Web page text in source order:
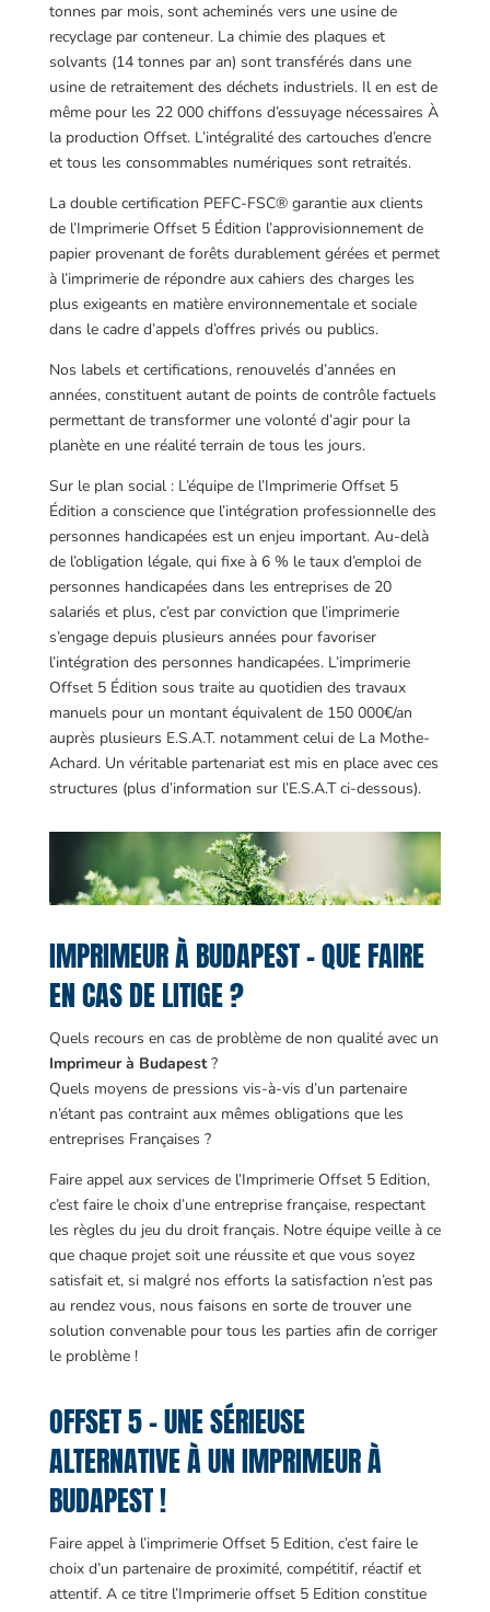
tonnes par mois, sont acheminés vers une usine de
recyclage par conteneur. La chimie des plaques et
solvants (14 tonnes par an) sont transférés dans une
usine de retraitement des déchets industriels. Il en est de
même pour les 22 000 chiffons d’essuyage nécessaires À
la production Offset. L’intégralité des cartouches d’encre
et tous les consommables numériques sont retraités.
La double certification PEFC-FSC® garantie aux clients
de l’Imprimerie Offset 5 Édition l’approvisionnement de
papier provenant de forêts durablement gérées et permet
à l’imprimerie de répondre aux cahiers des charges les
plus exigeants en matière environnementale et sociale
dans le cadre d’appels d’offres privés ou publics.
Nos labels et certifications, renouvelés d’années en
années, constituent autant de points de contrôle factuels
permettant de transformer une volonté d’agir pour la
planète en une réalité terrain de tous les jours.
Sur le plan social : L’équipe de l’Imprimerie Offset 5
Édition a conscience que l’intégration professionnelle des
personnes handicapées est un enjeu important. Au-delà
de l’obligation légale, qui fixe à 6 % le taux d’emploi de
personnes handicapées dans les entreprises de 20
salariés et plus, c’est par conviction que l’imprimerie
s’engage depuis plusieurs années pour favoriser
l’intégration des personnes handicapées. L’imprimerie
Offset 5 Édition sous traite au quotidien des travaux
manuels pour un montant équivalent de 150 000€/an
auprès plusieurs E.S.A.T. notamment celui de La Mothe-
Achard. Un véritable partenariat est mis en place avec ces
structures (plus d’information sur l’E.S.A.T ci-dessous).
IMPRIMEUR À BUDAPEST – QUE FAIRE
EN CAS DE LITIGE ?
Quels recours en cas de problème de non qualité avec un
Imprimeur à Budapest?
Quels moyens de pressions vis-à-vis d’un partenaire
n’étant pas contraint aux mêmes obligations que les
entreprises Françaises ?
Faire appel aux services de l’Imprimerie Offset 5 Edition,
c’est faire le choix d’une entreprise française, respectant
les règles du jeu du droit français. Notre équipe veille à ce
que chaque projet soit une réussite et que vous soyez
satisfait et, si malgré nos efforts la satisfaction n’est pas
au rendez vous, nous faisons en sorte de trouver une
solution convenable pour tous les parties afin de corriger
le problème !
OFFSET 5 – UNE SÉRIEUSE
ALTERNATIVE À UN IMPRIMEUR À
BUDAPEST !
Faire appel à l’imprimerie Offset 5 Edition, c’est faire le
choix d’un partenaire de proximité, compétitif, réactif et
attentif. A ce titre l’Imprimerie offset 5 Edition constitue